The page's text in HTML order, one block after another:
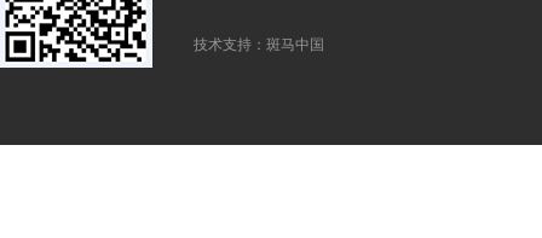
技术支持： 斑马中国